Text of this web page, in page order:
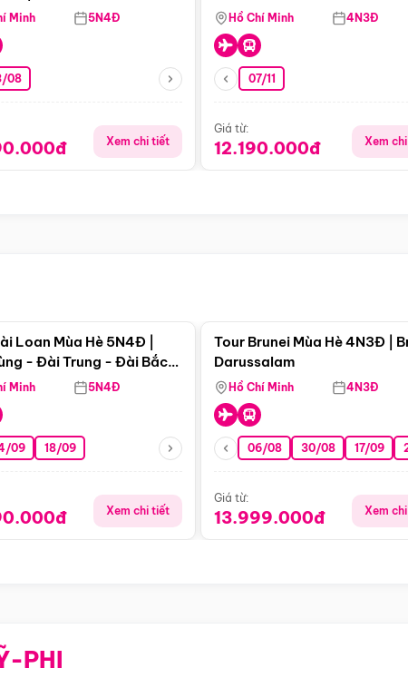
- Johor Baru -
Minh 5N4Đ
08
Xem chi tiết
Penglipuran
Hồ Chí Minh 4N3Đ
07/11
Giá từ:
12.190.000đ Xem
Loan Mùa Hè 5N4Đ |
- Đài Trung - Đài Bắc
Minh 5N4Đ
09 18/09
Xem chi tiết
Tour Brunei Mùa Hè 4N3Đ |
Darussalam
Hồ Chí Minh 4N3Đ
06/08 30/08 17/09
Giá từ:
13.999.000đ Xem
PHI